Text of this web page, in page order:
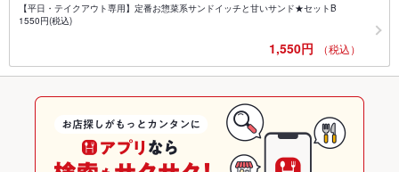
【平日・テイクアウト専用】定番お惣菜系サンドイッチと甘いサンド★セットB
1550円(税込)
1,550円 （税込）